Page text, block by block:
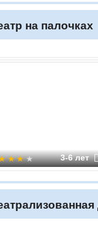
на палочках
3-6 лет